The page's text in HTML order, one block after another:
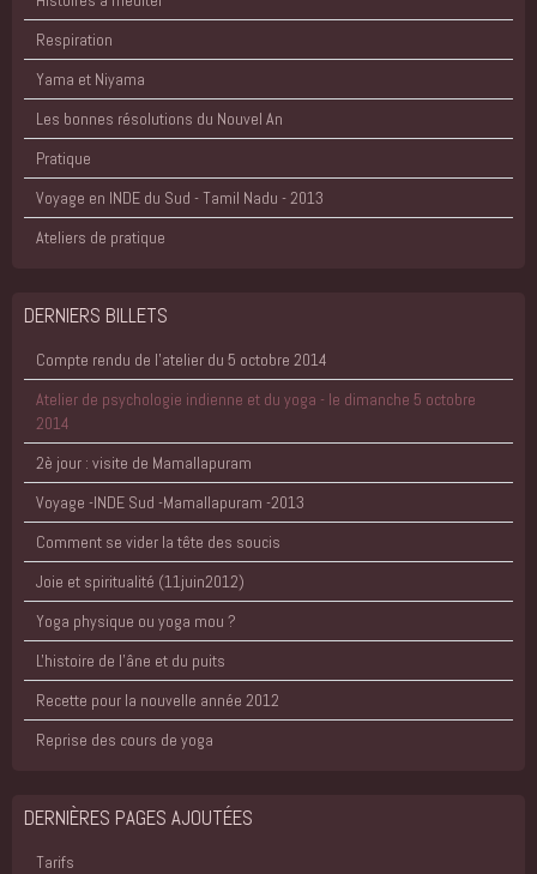
Respiration
Yama et Niyama
Les bonnes résolutions du Nouvel An
Pratique
Voyage en INDE du Sud - Tamil Nadu - 2013
Ateliers de pratique
DERNIERS BILLETS
Compte rendu de l'atelier du 5 octobre 2014
Atelier de psychologie indienne et du yoga - le dimanche 5 octobre
2014
2è jour : visite de Mamallapuram
Voyage -INDE Sud -Mamallapuram -2013
Comment se vider la tête des soucis
Joie et spiritualité (11juin2012)
Yoga physique ou yoga mou ?
L'histoire de l'âne et du puits
Recette pour la nouvelle année 2012
Reprise des cours de yoga
DERNIÈRES PAGES AJOUTÉES
Tarifs